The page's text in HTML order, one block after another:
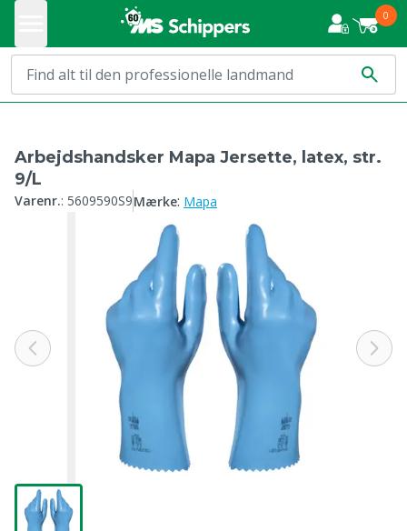
0
Arbejdshandsker Mapa Jersette, latex, str.
9/L
Varenr.: 5609590S9Mærke: Mapa